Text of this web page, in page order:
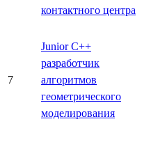
контактного центра
7
Junior C++
разработчик
алгоритмов
геометрического
моделирования